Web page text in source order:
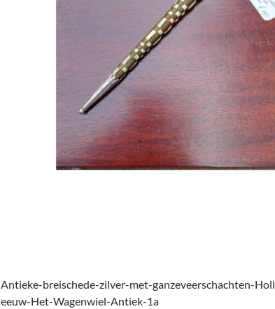
Antieke-breischede-zilver-met-ganzeveerschachten-
eeuw-Het-Wagenwiel-Antiek-1a